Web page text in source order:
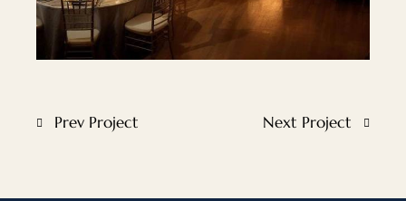
Prev Project Next Project